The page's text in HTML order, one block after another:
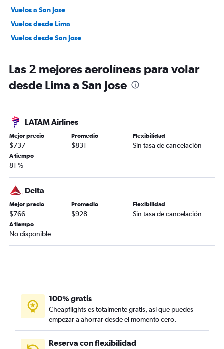
Vuelos a San Jose
Vuelos desde Lima
Vuelos desde San Jose
Las 2 mejores aerolíneas para volar
desde Lima a San Jose
LATAM Airlines
Mejor precio
$737
Promedio
$831
Flexibilidad
Sin tasa de cancelación
A tiempo
81 %
Delta
Mejor precio
$766
Promedio
$928
Flexibilidad
Sin tasa de cancelación
A tiempo
No disponible
100% gratis
Cheapflights es totalmente gratis, así que puedes
empezar a ahorrar desde el momento cero.
Reserva con flexibilidad